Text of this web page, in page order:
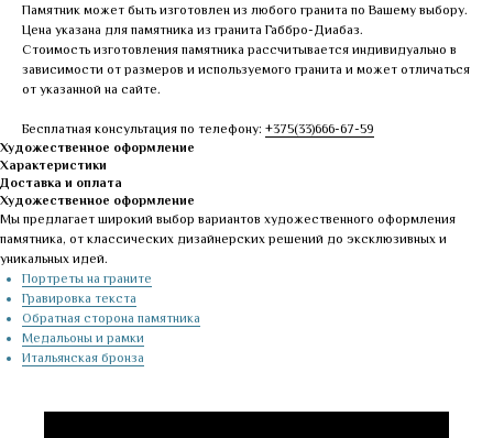
Памятник может быть изготовлен из любого гранита по Вашему выбору.
Цена указана для памятника из гранита Габбро-Диабаз.
Стоимость изготовления памятника рассчитывается индивидуально в
зависимости от размеров и используемого гранита и может отличаться
от указанной на сайте.
Бесплатная консультация по телефону: +375(33)666-67-59
Художественное оформление
Характеристики
Доставка и оплата
Художественное оформление
Мы предлагает широкий выбор вариантов художественного оформления
памятника, от классических дизайнерских решений до эксклюзивных и
уникальных идей.
Портреты на граните
Гравировка текста
Обратная сторона памятника
Медальоны и рамки
Итальянская бронза